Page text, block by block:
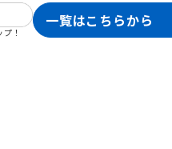
！
一覧はこちらから